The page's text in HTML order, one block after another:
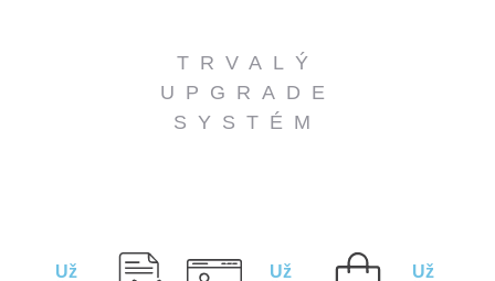
TRVALÝ
UPGRADE
SYSTÉM
Už
Už
Už